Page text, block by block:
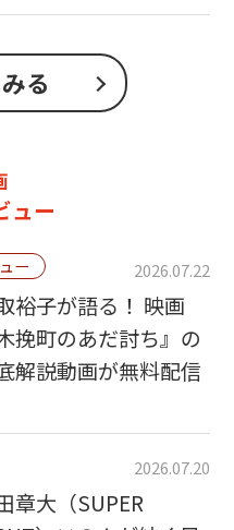
る
ュー
ー 2026.07.22
裕子が語る！ 映画
挽町のあだ討ち』の
解説動画が無料配信
2026.07.20
章大（SUPER